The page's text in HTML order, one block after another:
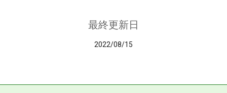
最終更新日
2022/08/15